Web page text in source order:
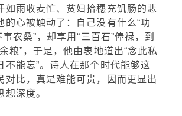
如雨收麦忙、贫妇拾穗充饥肠的悲
的心被触动了：自己没有什么“功
事农桑”，却享用“三百石”俸禄，到
粮”，于是，他由衷地道出“念此私
不能忘”。诗人在那个时代能够这
对比，真是难能可贵，因而更显出
想深度。